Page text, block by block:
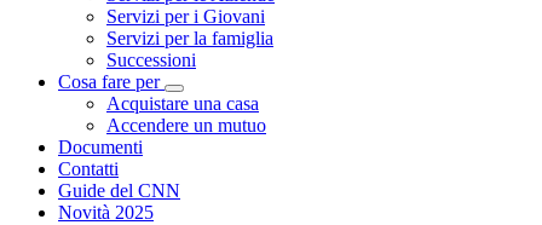
Servizi per i Giovani
Servizi per la famiglia
Successioni
Cosa fare per
Visualizza menù di secondo livello
Acquistare una casa
Accendere un mutuo
Documenti
Contatti
Guide del CNN
Novità 2025